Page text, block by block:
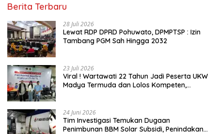
Berita Terbaru
28 Juli 2026
Lewat RDP DPRD Pohuwato, DPMPTSP : Izin
Tambang PGM Sah Hingga 2032
23 Juli 2026
Viral ! Wartawati 22 Tahun Jadi Peserta UKW
Madya Termuda dan Lolos Kompeten,
24 Juni 2026
Tim Investigasi Temukan Dugaan
Penimbunan BBM Solar Subsidi, Penindakan